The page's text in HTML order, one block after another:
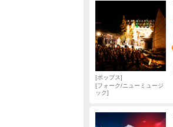
ポップス
フォーク/ニューミュージ
ック